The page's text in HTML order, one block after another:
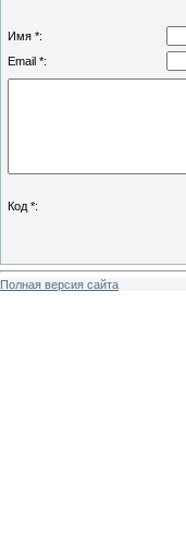
Имя *:
Email *:
Код *:
Полная версия сайта